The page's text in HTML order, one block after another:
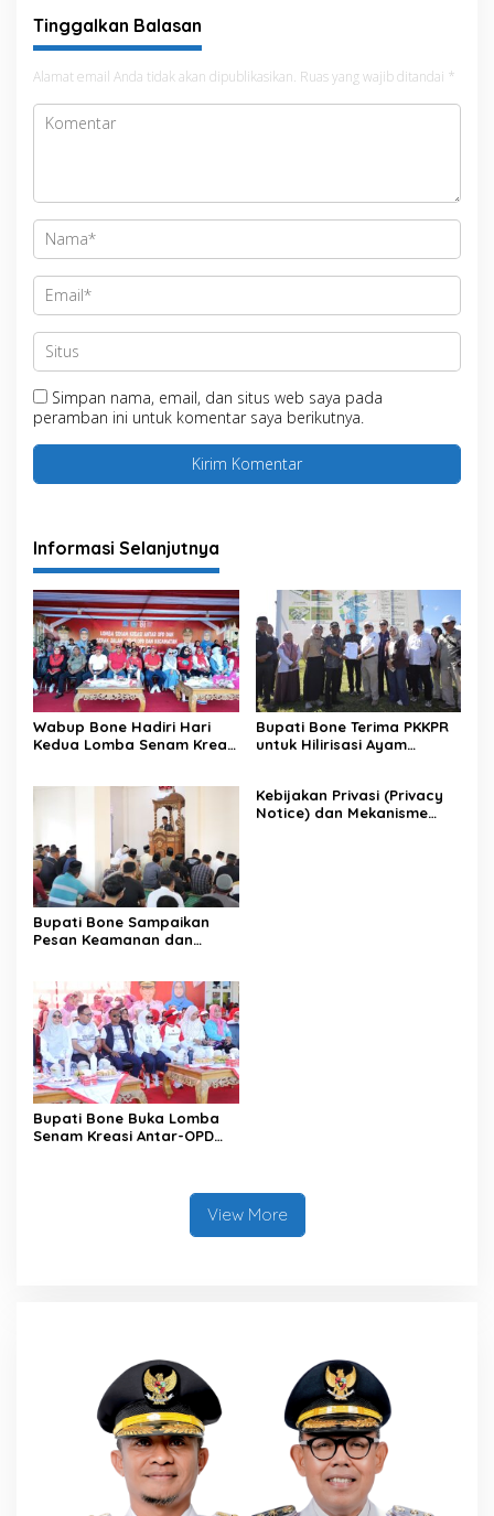
Tinggalkan Balasan
Alamat email Anda tidak akan dipublikasikan. Ruas yang wajib ditandai *
Simpan nama, email, dan situs web saya pada
peramban ini untuk komentar saya berikutnya.
Informasi Selanjutnya
Wabup Bone Hadiri Hari
Kedua Lomba Senam Kreasi
Bupati Bone Terima PKKPR
untuk Hilirisasi Ayam
Bupati Bone Sampaikan
Pesan Keamanan dan
Kebijakan Privasi (Privacy
Notice) dan Mekanisme
Bupati Bone Buka Lomba
Senam Kreasi Antar-OPD
View More